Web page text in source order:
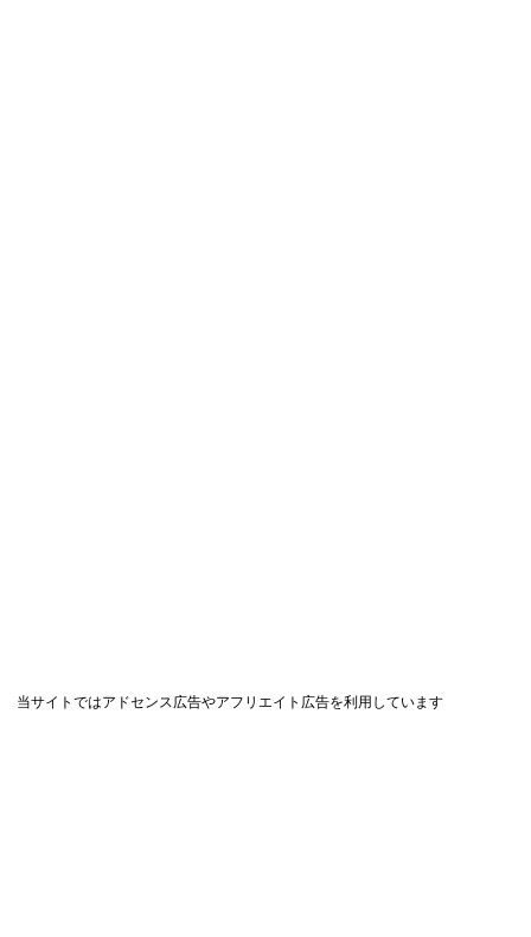
当サイトではアドセンス広告やアフリエイト広告を利用しています